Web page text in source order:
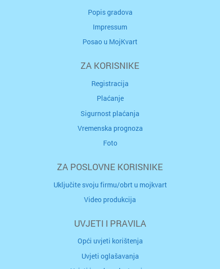
Popis gradova
Impressum
Posao u MojKvart
ZA KORISNIKE
Registracija
Plaćanje
Sigurnost plaćanja
Vremenska prognoza
Foto
ZA POSLOVNE KORISNIKE
Uključite svoju firmu/obrt u mojkvart
Video produkcija
UVJETI I PRAVILA
Opći uvjeti korištenja
Uvjeti oglašavanja